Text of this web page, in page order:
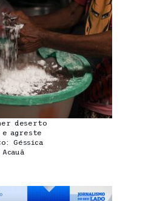
deserto
agreste
Géssica